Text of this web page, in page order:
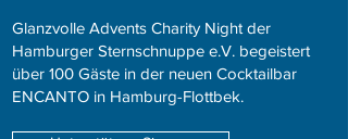
Glanzvolle Advents Charity Night der
Hamburger Sternschnuppe e.V. begeistert
über 100 Gäste in der neuen Cocktailbar
ENCANTO in Hamburg-Flottbek.